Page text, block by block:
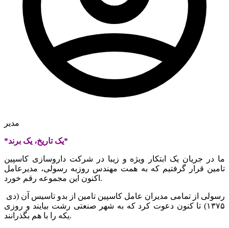
مدیر
*یک تاریخ، یک برند*
ما در جریان یک ابتکار ویژه و زیبا در شرکت داروسازی کاسپین
تامین قرار گرفتیم که به همت مهندس روزبه رسولی، مدیرعامل
اکنون این مجموعه رقم خورد.
۱۳۷۵) تا کنون دعوت کرد که به شهر صنعتی رشت بیایند و روزی
یکه را با هم بگذرانند.